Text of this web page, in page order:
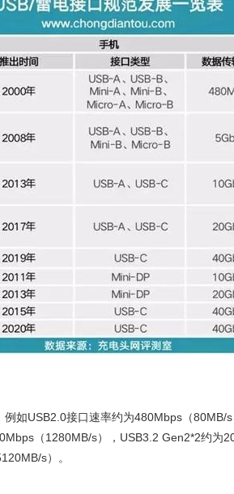
如USB2.0接口速率约为480Mbps（80MB/
（1280MB/s），USB3.2 Gen2*2约为
s）。